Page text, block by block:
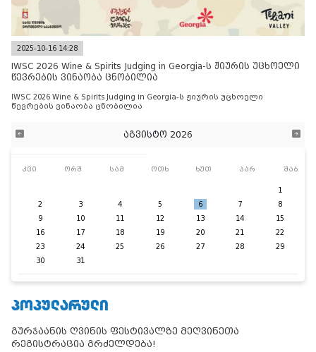
2025-10-16 14:28
IWSC 2026 Wine & Spirits Judging in Georgia-ს ჟიურის უცხოელი
წევრების ვინაობა ცნობილია
IWSC 2026 Wine & Spirits Judging in Georgia-ს ჟიურის უცხოელი
წევრების ვინაობა ცნობილია
აგვისტო 2026
კვი ორშ სამ ოთხ ხუთ პარ შაბ
1
2
3 4 5 6 7
8
9
10 11 12 13 14
15
16
17 18 19 20 21
22
23
24 25 26 27 28
29
30
31
ᲞᲝᲞᲣᲚᲐᲠᲣᲚᲘ
გურჯაანის ღვინის ფესტივალზე მეღვინეთა
რეგისტრაცია გრძელდება!